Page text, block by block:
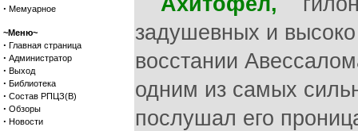
· Мемуарное
~Меню~
· Главная страница
· Администратор
· Выход
· Библиотека
· Состав РПЦЗ(В)
· Обзоры
· Новости
задушевных и
восстании
одним из самых
послушал его